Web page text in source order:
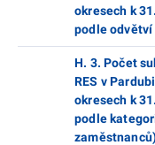
okresech k
podle
H. 3. Počet
RES v
okresech k
podle